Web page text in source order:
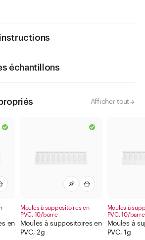
échantillons
Afficher tout
en
Moules à suppositoires en
PVC, 10/barre
Moules à suppositoires en
PVC, 2g
Moules à
PVC, 10/barre
Moules à
PVC, 1g